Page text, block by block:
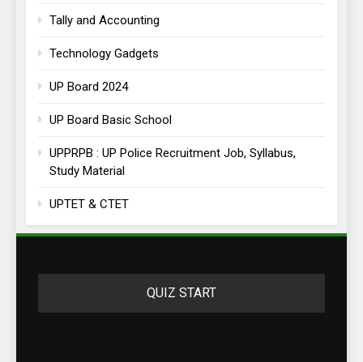
Tally and Accounting
Technology Gadgets
UP Board 2024
UP Board Basic School
UPPRPB : UP Police Recruitment Job, Syllabus,
Study Material
UPTET & CTET
QUIZ START